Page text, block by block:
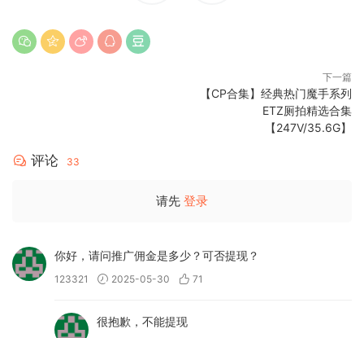
下一篇
【CP合集】经典热门魔手系列
ETZ厕拍精选合集
【247V/35.6G】
评论 33
请先 登录
你好，请问推广佣金是多少？可否提现？
123321 2025-05-30 71
很抱歉，不能提现